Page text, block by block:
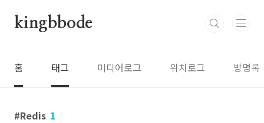
kingbbode
홈 태그 미디어로그 위치로그 방명록
Redis 1